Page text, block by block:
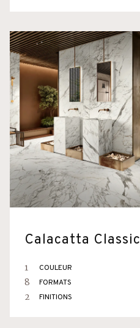
Calacatta Classic
1 COULEUR
8 FORMATS
2 FINITIONS